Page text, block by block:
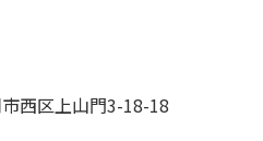
西区上山門3-18-18